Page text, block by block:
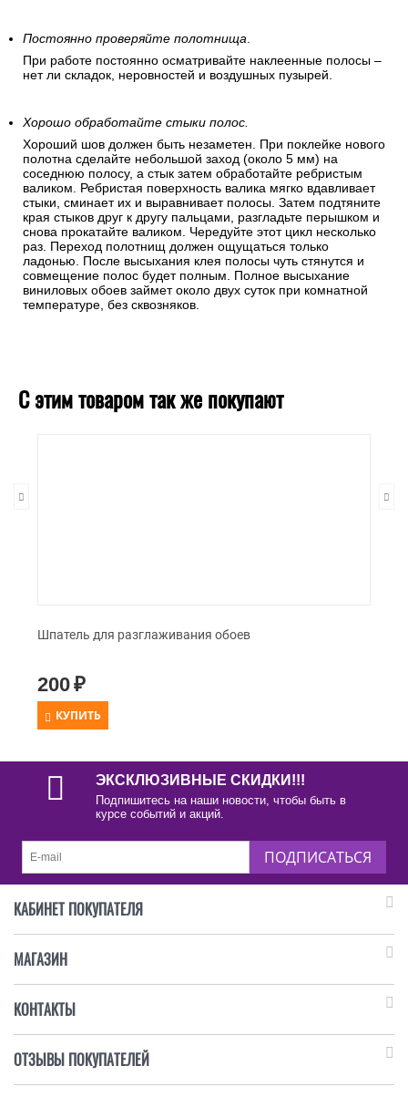
Постоянно проверяйте полотнища.
При работе постоянно осматривайте наклеенные полосы –
нет ли складок, неровностей и воздушных пузырей.
Хорошо обработайте стыки полос.
Хороший шов должен быть незаметен. При поклейке нового
полотна сделайте небольшой заход (около 5 мм) на
соседнюю полосу, а стык затем обработайте ребристым
валиком. Ребристая поверхность валика мягко вдавливает
стыки, сминает их и выравнивает полосы. Затем подтяните
края стыков друг к другу пальцами, разгладьте перышком и
снова прокатайте валиком. Чередуйте этот цикл несколько
раз. Переход полотнищ должен ощущаться только
ладонью. После высыхания клея полосы чуть стянутся и
совмещение полос будет полным. Полное высыхание
виниловых обоев займет около двух суток при комнатной
температуре, без сквозняков.
С этим товаром так же покупают
Шпатель для разглаживания обоев
200₽
КУПИТЬ
ЭКСКЛЮЗИВНЫЕ СКИДКИ!!!
Подпишитесь на наши новости, чтобы быть в
курсе событий и акций.
ПОДПИСАТЬСЯ
КАБИНЕТ ПОКУПАТЕЛЯ
МАГАЗИН
КОНТАКТЫ
ОТЗЫВЫ ПОКУПАТЕЛЕЙ